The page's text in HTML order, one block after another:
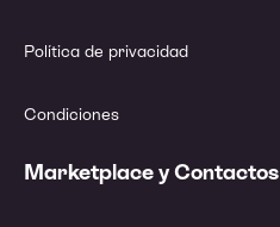
Política de privacidad
Condiciones
Marketplace y Contactos